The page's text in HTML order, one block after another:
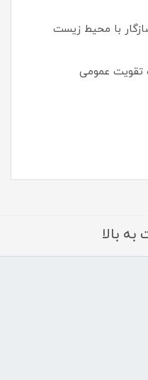
با محیط زیست
تقویت عمومی
بالا